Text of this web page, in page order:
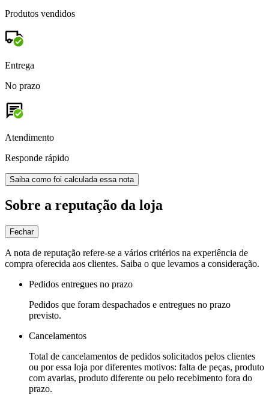
Produtos vendidos
Entrega
No prazo
Atendimento
Responde rápido
Saiba como foi calculada essa nota
Sobre a reputação da loja
Fechar
A nota de reputação refere-se a vários critérios na experiência de
compra oferecida aos clientes. Saiba o que levamos a consideração.
Pedidos entregues no prazo
Pedidos que foram despachados e entregues no prazo
previsto.
Cancelamentos
Total de cancelamentos de pedidos solicitados pelos clientes
ou por essa loja por diferentes motivos: falta de peças, produto
com avarias, produto diferente ou pelo recebimento fora do
prazo.